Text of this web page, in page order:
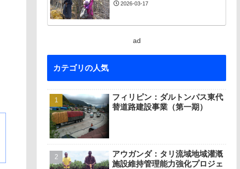
2026-03-17
ad
カテゴリの人気
フィリピン：ダルトンパス東代
替道路建設事業（第一期）
アウガンダ：タリ流域地域灌漑
施設維持管理能力強化プロジェ